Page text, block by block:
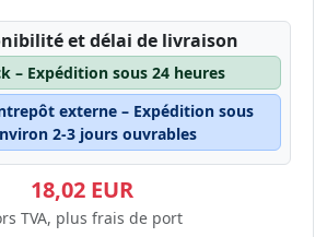
et délai de livraison
– Expédition sous 24 heures
externe – Expédition sous
2-3 jours ouvrables
18,02 EUR
TVA, plus frais de port